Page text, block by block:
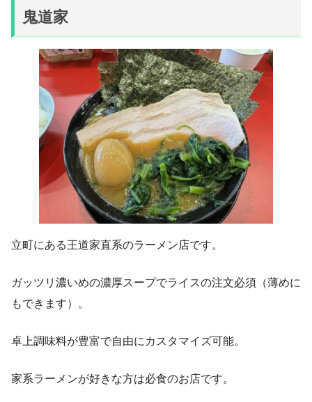
鬼道家
立町にある王道家直系のラーメン店です。
ガッツリ濃いめの濃厚スープでライスの注文必須（薄めに
もできます）。
卓上調味料が豊富で自由にカスタマイズ可能。
家系ラーメンが好きな方は必食のお店です。